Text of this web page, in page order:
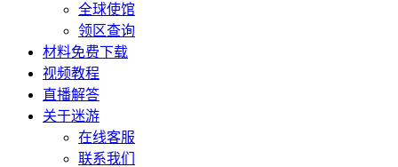
全球使馆
领区查询
材料免费下载
视频教程
直播解答
关于迷游
在线客服
联系我们